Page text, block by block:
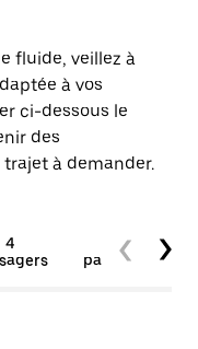
fluide, veillez à
à vos
ci-dessous le
des
à demander.
4
5+
passagers